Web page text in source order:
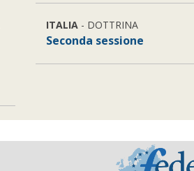
ITALIA - DOTTRINA
Seconda sessione